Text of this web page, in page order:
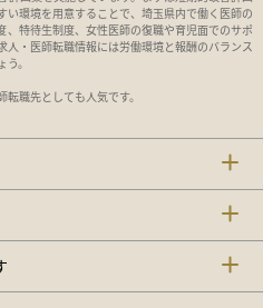
い環境を用意することで、埼玉県内で働く医師の
特待生制度、女性医師の復職や育児面でのサポ
・医師転職情報には労働環境と報酬のバランス
。
職先としても人気です。